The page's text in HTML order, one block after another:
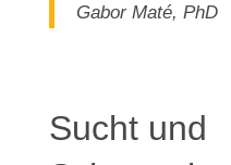
Gabor Maté, PhD
Sucht und